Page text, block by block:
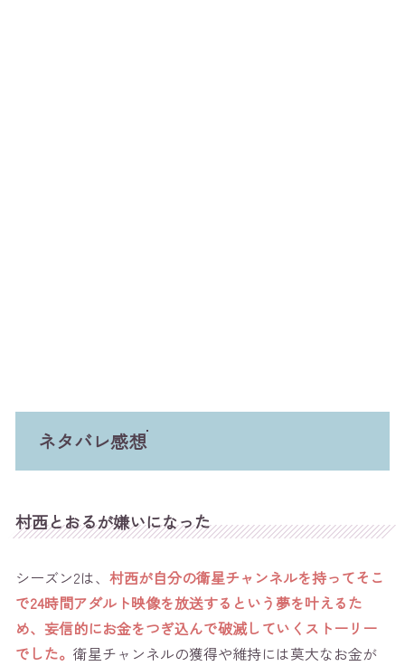
ネタバレ感想
村西とおるが嫌いになった
シーズン2は、 村西が自分の衛星チャンネルを持ってそこ
で24時間アダルト映像を放送するという夢を叶えるた
め、妄信的にお金をつぎ込んで破滅していくストーリー
でした。 衛星チャンネルの獲得や維持には莫大なお金が